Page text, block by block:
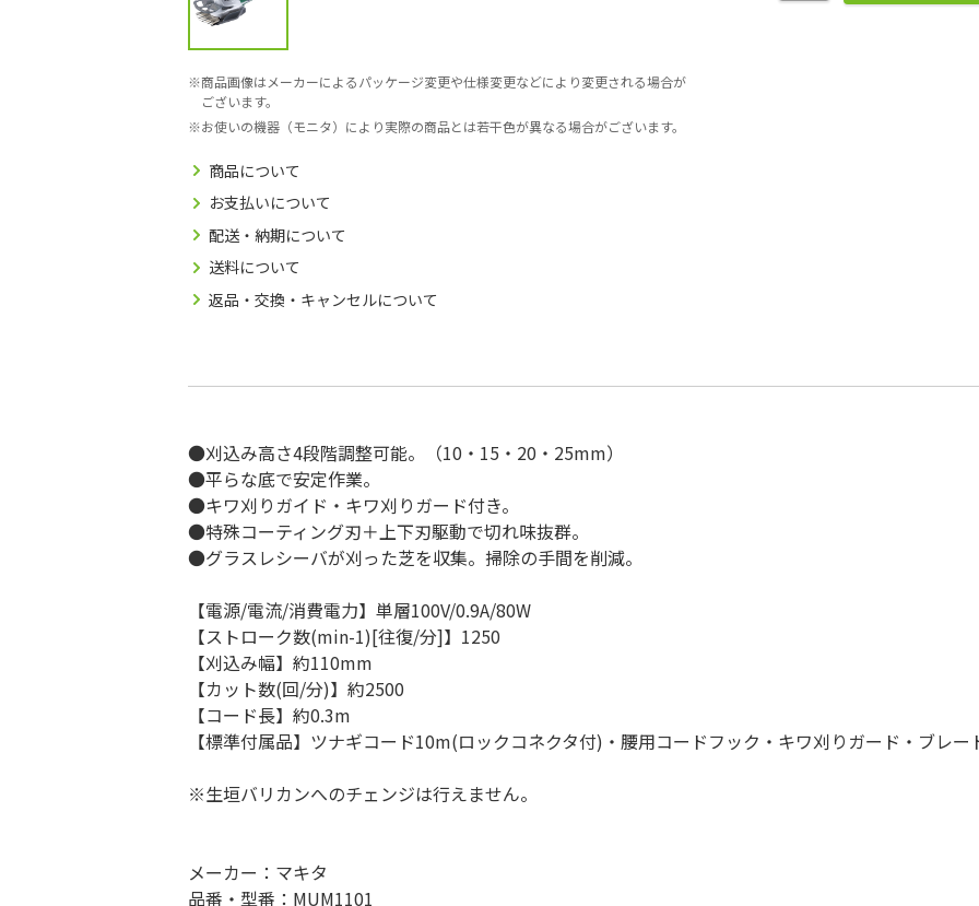
商品画像はメーカーによるパッケージ変更や仕様変更などにより変更される場合が
ございます。
お使いの機器（モニタ）により実際の商品とは若干色が異なる場合がございます。
商品について
お支払いについて
配送・納期について
送料について
返品・交換・キャンセルについて
●刈込み高さ4段階調整可能。（10・15・20・25mm）
●平らな底で安定作業。
●キワ刈りガイド・キワ刈りガード付き。
●特殊コーティング刃＋上下刃駆動で切れ味抜群。
●グラスレシーバが刈った芝を収集。掃除の手間を削減。
【電源/電流/消費電力】単層100V/0.9A/80W
【ストローク数(min-1)[往復/分]】1250
【刈込み幅】約110mm
【カット数(回/分)】約2500
【コード長】約0.3m
【標準付属品】ツナギコード10m(ロックコネクタ付)・腰用コードフック・キワ刈りガード・ブレー
※生垣バリカンへのチェンジは行えません。
メーカー：マキタ
品番・型番：MUM1101